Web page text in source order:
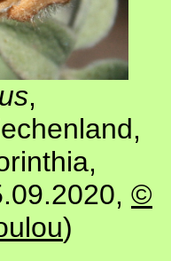
,
©
)